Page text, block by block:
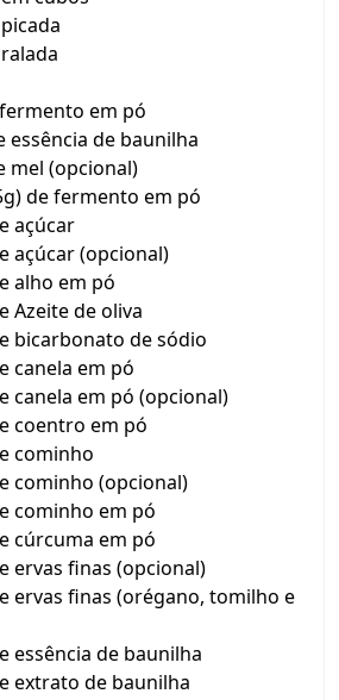
em pó
essência de baunilha
mel (opcional)
de fermento em pó
açúcar
açúcar (opcional)
alho em pó
Azeite de oliva
bicarbonato de sódio
canela em pó
canela em pó (opcional)
coentro em pó
cominho
cominho (opcional)
cominho em pó
cúrcuma em pó
ervas finas (opcional)
ervas finas (orégano, tomilho e
essência de baunilha
extrato de baunilha